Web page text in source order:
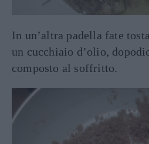
In un’altra padella fate
un cucchiaio d’olio,
composto al soffritto.